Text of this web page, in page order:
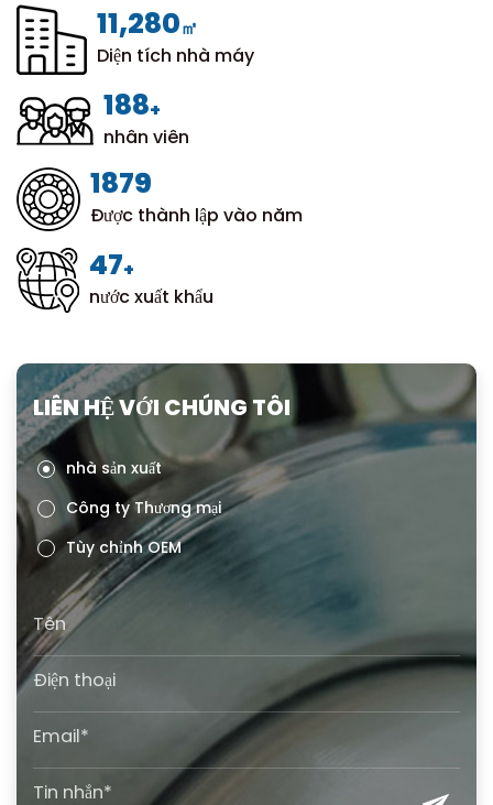
12,000㎡
Diện tích nhà máy
200+
nhân viên
1999
Được thành lập vào năm
50+
nước xuất khẩu
LIÊN HỆ VỚI CHÚNG TÔI
nhà sản xuất
Công ty Thương mại
Tùy chỉnh OEM